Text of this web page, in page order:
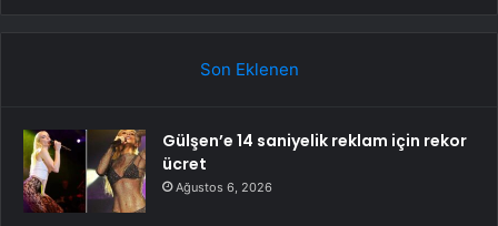
Son Eklenen
Gülşen’e 14 saniyelik reklam için rekor
ücret
Ağustos 6, 2026